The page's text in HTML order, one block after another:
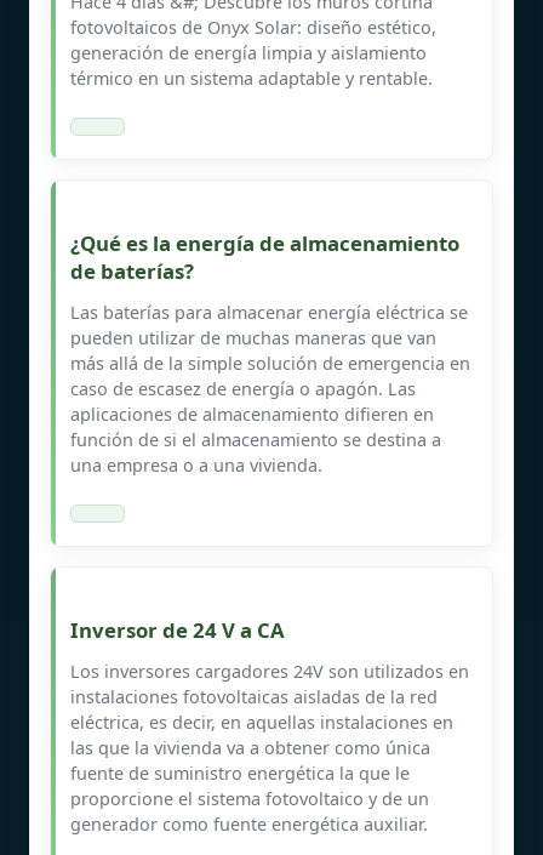
fotovoltaicos de Onyx Solar: diseño estético,
generación de energía limpia y aislamiento
térmico en un sistema adaptable y rentable.
¿Qué es la energía de almacenamiento
de baterías?
Las baterías para almacenar energía eléctrica se
pueden utilizar de muchas maneras que van
más allá de la simple solución de emergencia en
caso de escasez de energía o apagón. Las
aplicaciones de almacenamiento difieren en
función de si el almacenamiento se destina a
una empresa o a una vivienda.
Inversor de 24 V a CA
Los inversores cargadores 24V son utilizados en
instalaciones fotovoltaicas aisladas de la red
eléctrica, es decir, en aquellas instalaciones en
las que la vivienda va a obtener como única
fuente de suministro energética la que le
proporcione el sistema fotovoltaico y de un
generador como fuente energética auxiliar.